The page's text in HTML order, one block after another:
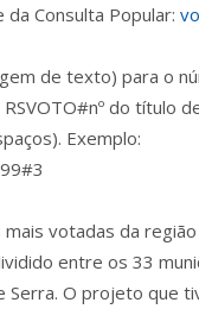
Consulta Popular:
de texto) para o
do título
Exemplo:
votadas da
entre os 33
Serra. O projeto que